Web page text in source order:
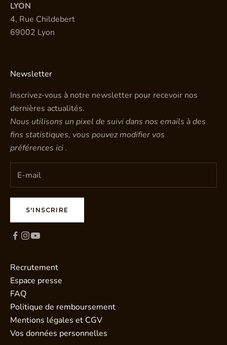
LYON
4, Rue Childebert
69002 Lyon
Newsletter
Inscrivez-vous à notre newsletter pour recevoir nos
dernières actualités.
Nous utilisons un pixel de suivi dans nos emails à des
fins statistiques, vous pouvez modifier vos
préférences ici.
S'INSCRIRE
Recrutement
Espace presse
FAQ
Politique de remboursement
Mentions légales et CGV
Vos données personnelles